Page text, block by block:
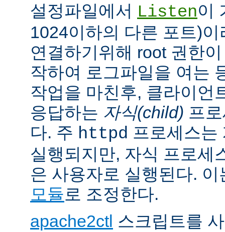
설정파일에서 Listen이
1024이하의 다른 포트)
연결하기위해 root 권한
작하여 로그파일을 여는
작업을 마친후, 클라이언
응답하는 자식(child) 프
다. 주 httpd 프로세스는
실행되지만, 자식 프로세
은 사용자로 실행된다.
모듈 로 조정한다.
apache2ctl 스크립트를